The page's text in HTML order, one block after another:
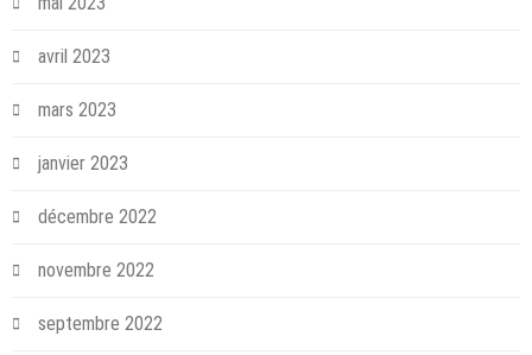
avril 2023
mars 2023
janvier 2023
décembre 2022
novembre 2022
septembre 2022